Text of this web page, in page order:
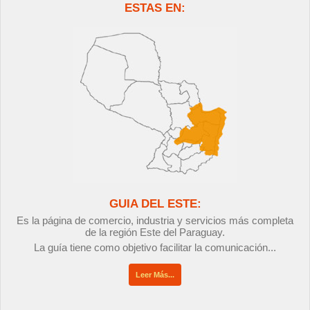
ESTAS EN:
GUIA DEL ESTE:
Es la página de comercio, industria y servicios más completa
de la región Este del Paraguay.
La guía tiene como objetivo facilitar la comunicación...
Leer Más...